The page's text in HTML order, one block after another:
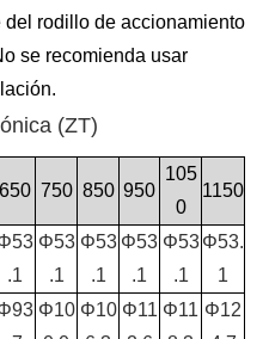
rodillo de accionamiento
se recomienda usar
(ZT)
650 750 850 950
105
0
1150
.1
Φ53
.1
Φ53
.1
Φ53
.1
Φ53
.1
Φ53.
1
Φ10 Φ10 Φ11 Φ11 Φ12